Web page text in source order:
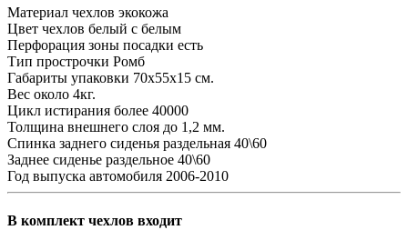
Материал чехлов экокожа
Цвет чехлов белый с белым
Перфорация зоны посадки есть
Тип прострочки Ромб
Габариты упаковки 70х55х15 см.
Вес около 4кг.
Цикл истирания более 40000
Толщина внешнего слоя до 1,2 мм.
Спинка заднего сиденья раздельная 40\60
Заднее сиденье раздельное 40\60
Год выпуска автомобиля 2006-2010
В комплект чехлов входит